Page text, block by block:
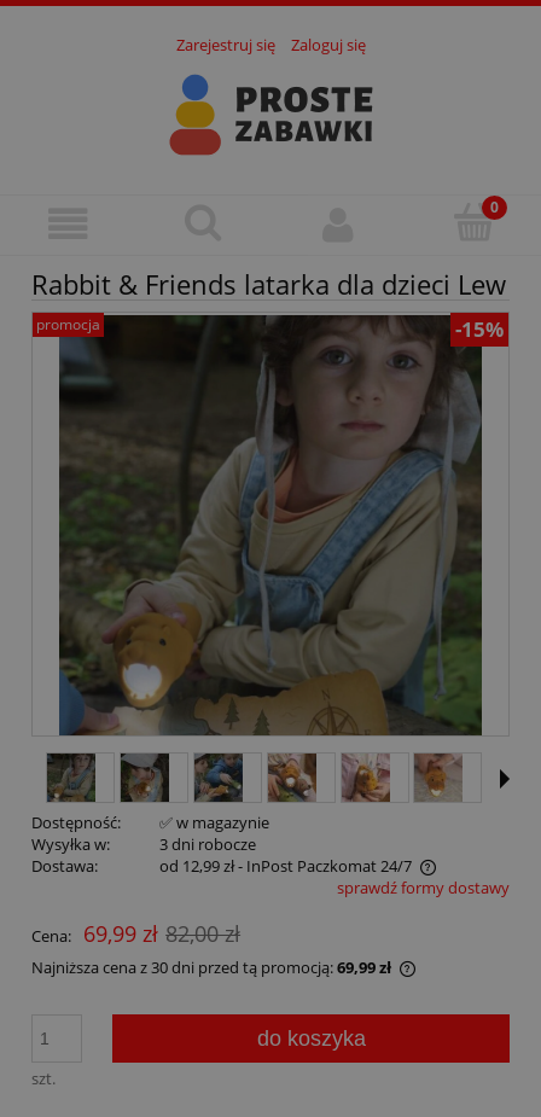
Zarejestruj się Zaloguj się
Rabbit & Friends latarka dla dzieci Lew
promocja -15%
Dostępność:
✅ w magazynie
Wysyłka w:
3 dni robocze
Dostawa:
od 12,99 zł- InPost Paczkomat 24/7
sprawdź formy dostawy
Cena: 69,99 zł 82,00 zł
Najniższa cena z 30 dni przed tą promocją:69,99 zł
szt.
do koszyka